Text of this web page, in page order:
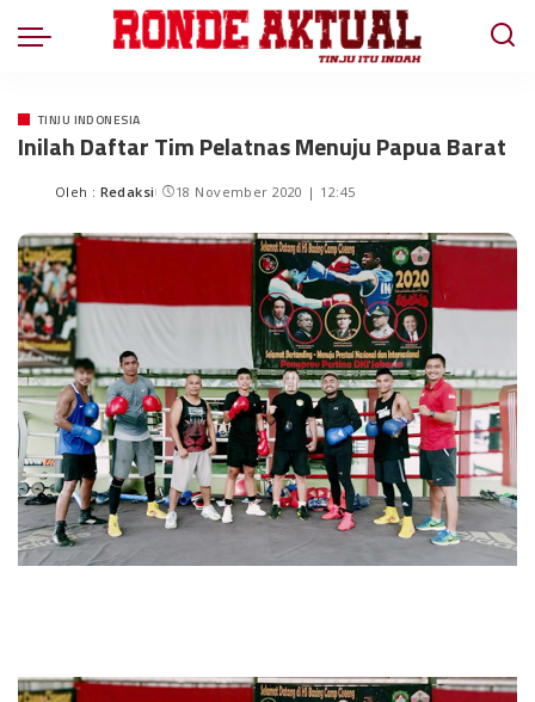
TINJU INDONESIA
Inilah Daftar Tim Pelatnas Menuju Papua Barat
Oleh : Redaksi 18 November 2020 | 12:45